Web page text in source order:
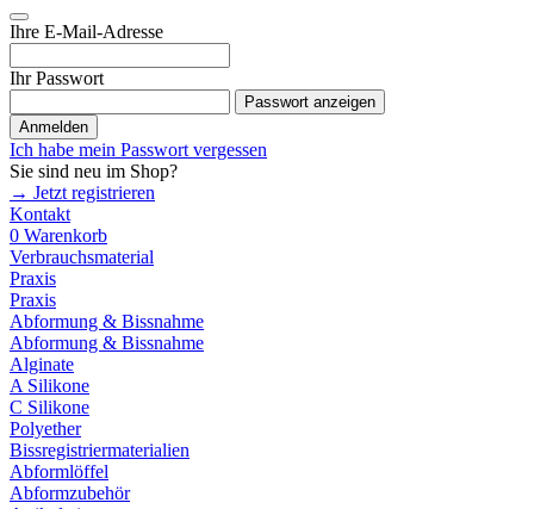
Ihre E-Mail-Adresse
Ihr Passwort
Passwort anzeigen
Anmelden
Ich habe mein Passwort vergessen
Sie sind neu im Shop?
→ Jetzt registrieren
Kontakt
0 Warenkorb
Verbrauchsmaterial
Praxis
Praxis
Abformung & Bissnahme
Abformung & Bissnahme
Alginate
A Silikone
C Silikone
Polyether
Bissregistriermaterialien
Abformlöffel
Abformzubehör